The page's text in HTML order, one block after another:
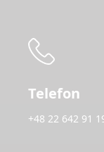
Telefon
+48 22 642 91